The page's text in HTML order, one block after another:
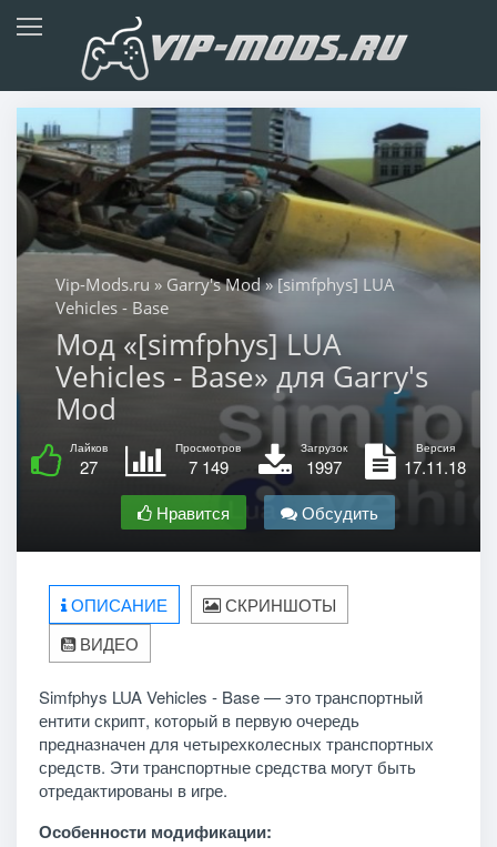
Vip-Mods.ru » Garry's Mod» [simfphys] LUA
Vehicles - Base
Мод «[simfphys] LUA
Vehicles - Base» для Garry's
Mod
Лайков
27
Просмотров
7 149
Загрузок
1997
Версия
17.11.18
Нравится
Обсудить
ОПИСАНИЕ
СКРИНШОТЫ
ВИДЕО
Simfphys LUA Vehicles - Base — это транспортный
ентити скрипт, который в первую очередь
предназначен для четырехколесных транспортных
средств. Эти транспортные средства могут быть
отредактированы в игре.
Особенности модификации: